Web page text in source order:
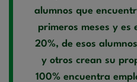
alumnos que
primeros meses y
20%, de esos
y otros crean su
100% encuentra